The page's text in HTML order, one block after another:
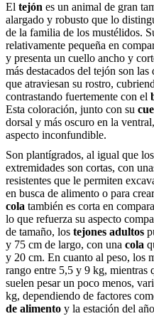
El tejón es un animal de gran
alargado y robusto que lo
de la familia de los mustélidos.
relativamente pequeña en
y presenta un cuello ancho y
más destacados del tejón son las
que atraviesan su rostro,
contrastando fuertemente con el
Esta coloración, junto con su
dorsal y más oscuro en la
aspecto inconfundible.
Son plantígrados, al igual que los
extremidades son cortas, con
resistentes que le permiten
en busca de alimento o para
cola también es corta en
lo que refuerza su aspecto
de tamaño, los tejones adultos
y 75 cm de largo, con una cola
y 20 cm. En cuanto al peso, los
rango entre 5,5 y 9 kg, mientras
suelen pesar un poco menos,
kg, dependiendo de factores
de alimento y la estación del